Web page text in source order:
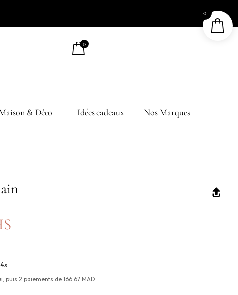
0
Maison & Déco Idées cadeaux Nos Marques
4x
puis2 paiements de166.67 MAD
0